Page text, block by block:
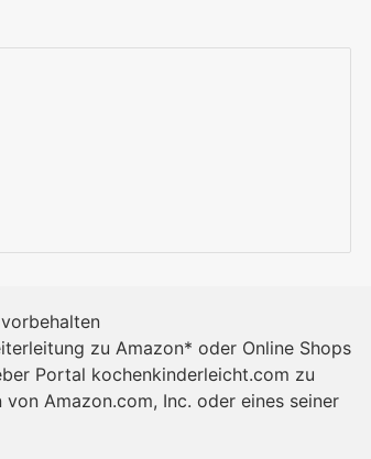
zu Amazon* oder Online Shops
Portal kochenkinderleicht.com zu
Amazon.com, Inc. oder eines seiner